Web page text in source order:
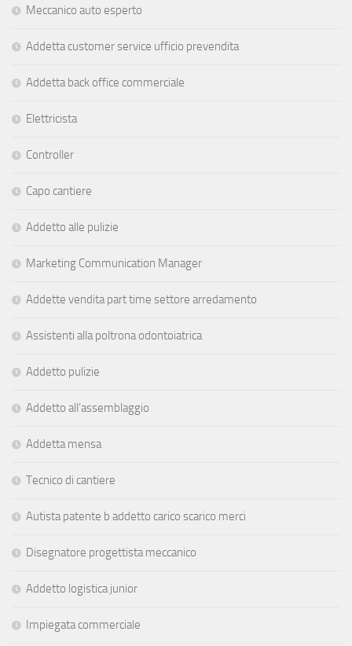
Meccanico auto esperto
Addetta customer service ufficio prevendita
Addetta back office commerciale
Elettricista
Controller
Capo cantiere
Addetto alle pulizie
Marketing Communication Manager
Addette vendita part time settore arredamento
Assistenti alla poltrona odontoiatrica
Addetto pulizie
Addetto all’assemblaggio
Addetta mensa
Tecnico di cantiere
Autista patente b addetto carico scarico merci
Disegnatore progettista meccanico
Addetto logistica junior
Impiegata commerciale